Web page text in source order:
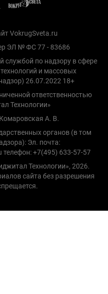
VokrugSveta.ru
ЭЛ № ФС 77 - 83686
службой по надзору в сфере
и массовых
26.07.2022 18+
ответственностью
Технологии»
А. В.
органов (в том
Эл. почта:
телефон: +7(495) 633-57-57
Технологии», 2026.
сайта без разрешения